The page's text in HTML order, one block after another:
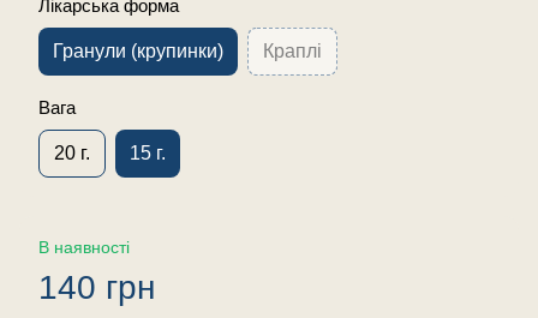
Лікарська форма
Гранули (крупинки) Краплі
Вага
20 г. 15 г.
В наявності
140 грн